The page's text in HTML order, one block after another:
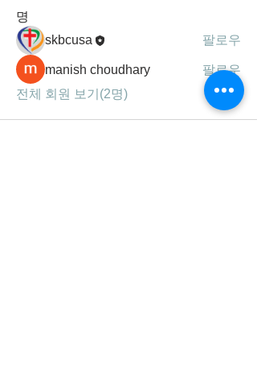
명
skbcusa
팔로우
manish choudhary
팔로우
전체 회원 보기(2명)